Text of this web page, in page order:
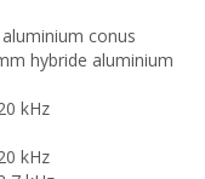
conus
hybride aluminium
kHz
kHz